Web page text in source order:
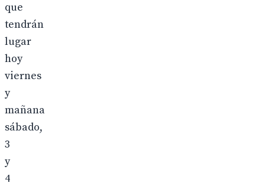
que
tendrán
lugar
hoy
viernes
y
mañana
sábado,
3
y
4